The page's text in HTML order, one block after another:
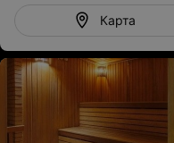
Карта